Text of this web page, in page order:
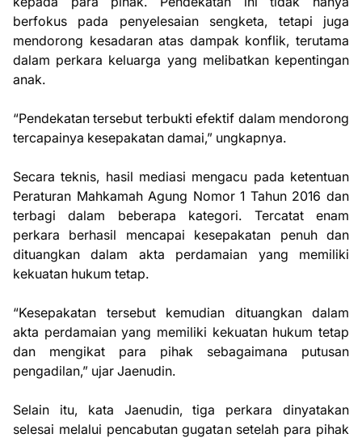
berfokus pada penyelesaian sengketa, tetapi juga
mendorong kesadaran atas dampak konflik, terutama
dalam perkara keluarga yang melibatkan kepentingan
anak.
“Pendekatan tersebut terbukti efektif dalam mendorong
tercapainya kesepakatan damai,” ungkapnya.
Secara teknis, hasil mediasi mengacu pada ketentuan
Peraturan Mahkamah Agung Nomor 1 Tahun 2016 dan
terbagi dalam beberapa kategori. Tercatat enam
perkara berhasil mencapai kesepakatan penuh dan
dituangkan dalam akta perdamaian yang memiliki
kekuatan hukum tetap.
“Kesepakatan tersebut kemudian dituangkan dalam
akta perdamaian yang memiliki kekuatan hukum tetap
dan mengikat para pihak sebagaimana putusan
pengadilan,” ujar Jaenudin.
Selain itu, kata Jaenudin, tiga perkara dinyatakan
selesai melalui pencabutan gugatan setelah para pihak